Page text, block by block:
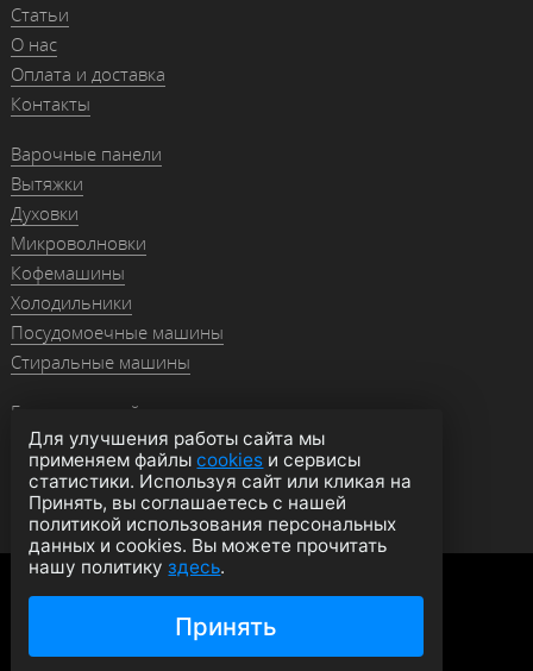
Статьи
О нас
Оплата и доставка
Контакты
Варочные панели
Вытяжки
Духовки
Микроволновки
Кофемашины
Холодильники
Посудомоечные машины
Стиральные машины
Гранитные мойки
Мойки из нержавейки
Смесители
Аксессуары
© 2026 moyki1.ru
Политика конфиденциальности
Для улучшения работы сайта мы
применяем файлыcookies и сервисы
статистики. Используя сайт или кликая на
Принять, вы соглашаетесь с нашей
политикой использования персональных
данных и cookies. Вы можете прочитать
нашу политикуздесь.
Принять